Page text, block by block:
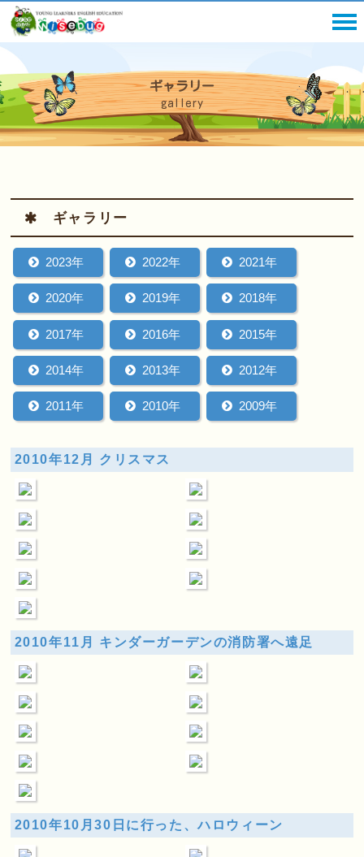
ギャラリー
gallery
ギャラリー
2023年 2022年 2021年
2020年 2019年 2018年
2017年 2016年 2015年
2014年 2013年 2012年
2011年 2010年 2009年
2010年12月 クリスマス
2010年11月 キンダーガーデンの消防署へ遠足
2010年10月30日に行った、ハロウィーン